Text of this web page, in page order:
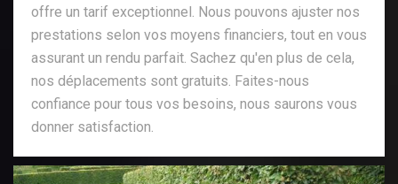
offre un tarif exceptionnel. Nous pouvons ajuster nos
prestations selon vos moyens financiers, tout en vous
assurant un rendu parfait. Sachez qu'en plus de cela,
nos déplacements sont gratuits. Faites-nous
confiance pour tous vos besoins, nous saurons vous
donner satisfaction.